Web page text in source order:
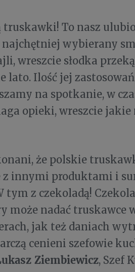
truskawki! To nasz
wybierany
wreszcie słodka
lato. Ilość jej
na spotkanie, w
opieki, wreszcie jakie
że polskie
z innymi produktami i
tym z czekoladą!
może nadać truskawce
jak też daniach
cenieni szefowie
Ziembiewicz, Szef